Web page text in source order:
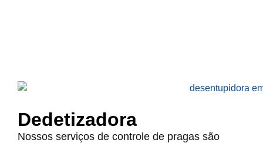
Dedetizadora
Nossos serviços de controle de pragas são